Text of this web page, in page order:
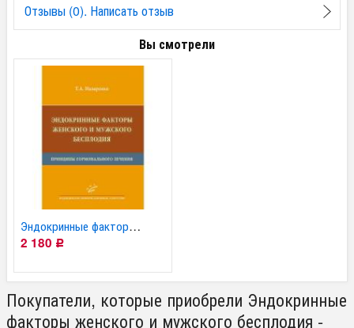
Отзывы (0). Написать отзыв
Вы смотрели
Эндокринные факторы...
2 180 Р
Покупатели, которые приобрели Эндокринные
факторы женского и мужского бесплодия -